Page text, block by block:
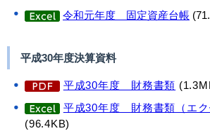
令和元年度 固定資産台帳
平成30年度決算資料
平成30年度 財務書類
平成30年度 財務書類（エ
(96.4KB)